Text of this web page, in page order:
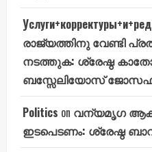
രാജ്യത്തിനു വേണ്ടി
നടത്തുക: ശ്രേഷ്ഠ
ബസ്സേലിയോസ്
Politics on വന്യമൃഗ
ഇടപെടണം: ശ്രേഷ്ഠ